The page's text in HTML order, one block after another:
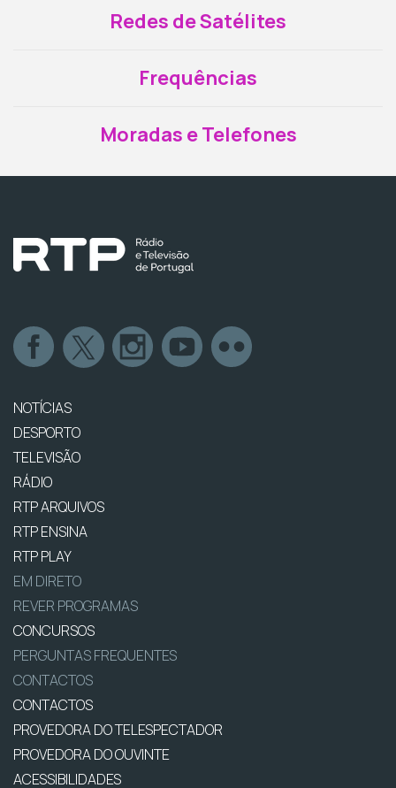
Redes de Satélites
Frequências
Moradas e Telefones
NOTÍCIAS
DESPORTO
TELEVISÃO
RÁDIO
RTP ARQUIVOS
RTP ENSINA
RTP PLAY
EM DIRETO
REVER PROGRAMAS
CONCURSOS
PERGUNTAS FREQUENTES
CONTACTOS
CONTACTOS
PROVEDORA DO TELESPECTADOR
PROVEDORA DO OUVINTE
ACESSIBILIDADES